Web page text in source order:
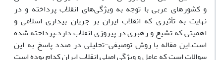
و کشورهای عربی با توجه به ویژگیهای انقلاب پرداخته و در
نهایت به تأثیری که انقلاب ایران بر جریان بیداری اسلامی و
اهمیتی که تشیع و رهبری در پیروزی انقلاب دارد،پرداخته شده
است.این مقاله با روش توصیفی-تحلیلی در صدد پاسخ به این
سوالات است که عامل و ویژگی اصلی انقلاب ایران کدام بوده است